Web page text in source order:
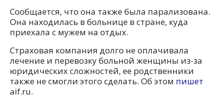
Сообщается, что она также была парализована.
Она находилась в больнице в стране, куда
приехала с мужем на отдых.
Страховая компания долго не оплачивала
лечение и перевозку больной женщины из-за
юридических сложностей, ее родственники
также не смогли этого сделать. Об этом пишет
aif.ru.